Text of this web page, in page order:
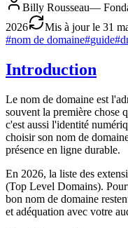
Billy Rousseau—
2026
Mis à jour le 31
#nom de domaine#guide#
Introduction
Le nom de domaine est
souvent la première chose
c'est aussi l'identité
choisir son nom de
présence en ligne durable.
En 2026, la liste des
(Top Level Domains).
bon nom de domaine
et adéquation avec votre